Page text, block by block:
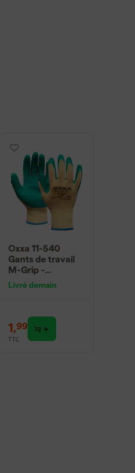
Oxxa 11-540
Gants de travail
M-Grip -
Vert/Jaune -
10/XL
Livré demain
1,99
TTC